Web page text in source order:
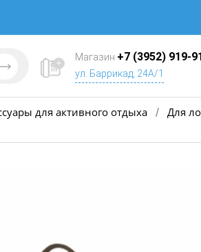
Магазин +7 (3952) 919-
ул. Баррикад, 24А/1
для активного отдыха / Для